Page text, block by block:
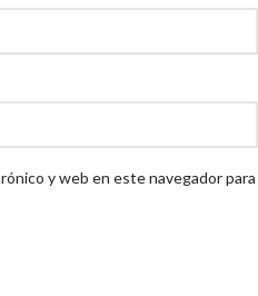
y web en este navegador para